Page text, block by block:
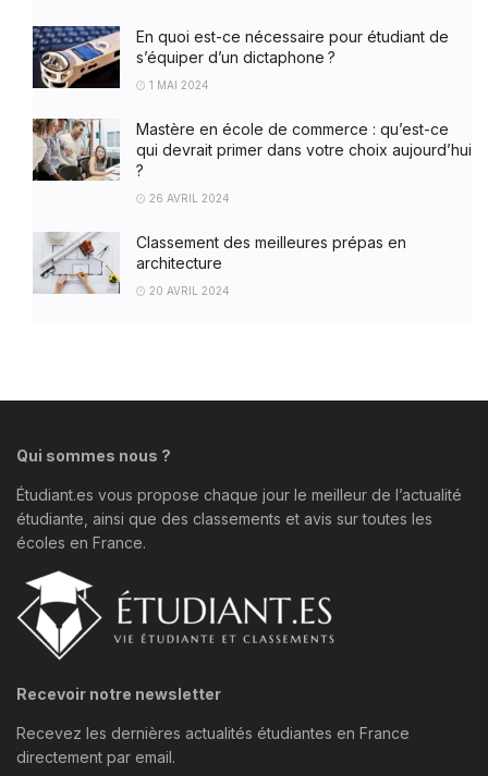
En quoi est-ce nécessaire pour étudiant de
s’équiper d’un dictaphone ?
1 MAI 2024
Mastère en école de commerce : qu’est-ce
qui devrait primer dans votre choix aujourd’hui
?
26 AVRIL 2024
Classement des meilleures prépas en
architecture
20 AVRIL 2024
Qui sommes nous ?
Étudiant.es vous propose chaque jour le meilleur de l’actualité
étudiante, ainsi que des classements et avis sur toutes les
écoles en France.
Recevoir notre newsletter
Recevez les dernières actualités étudiantes en France
directement par email.